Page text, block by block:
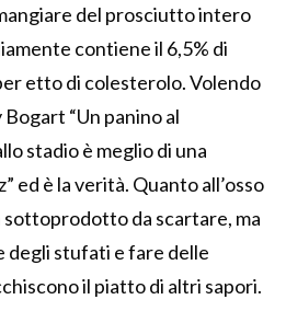
del prosciutto intero
contiene il 6,5% di
etto di colesterolo. Volendo
“Un panino al
stadio è meglio di una
ed è la verità. Quanto all’osso
da scartare, ma
degli stufati e fare delle
il piatto di altri sapori.